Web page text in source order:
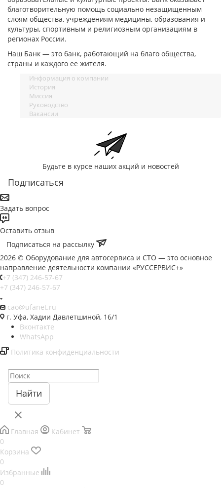
благотворительную помощь социально незащищенным
слоям общества, учреждениям медицины, образования и
культуры, спортивным и религиозным организациям в
регионах России.
Наш Банк — это банк, работающий на благо общества,
cтраны и каждого ее жителя.
Информация о компании
История
Миссия
Руководство
Вакансии
Будьте в курсе наших акций и новостей
Подписаться
Задать вопрос
Оставить отзыв
Подписаться на рассылку
2026 © Оборудование для автосервиса и СТО — это основное
направление деятельности компании «РУССЕРВИС+»
+7 (347) 246-57-67
+7 (347) 246-57-67
cao@ufanet.ru
г. Уфа, Хадии Давлетшиной, 16/1
Вконтакте
WhatsApp
Политика конфиденциальности
Найти
Главная
Кабинет
0
Корзина
0
Избранные
0